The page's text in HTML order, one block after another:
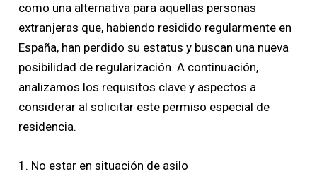
como una alternativa para aquellas personas
extranjeras que, habiendo residido regularmente en
España, han perdido su estatus y buscan una nueva
posibilidad de regularización. A continuación,
analizamos los requisitos clave y aspectos a
considerar al solicitar este permiso especial de
residencia.
1. No estar en situación de asilo